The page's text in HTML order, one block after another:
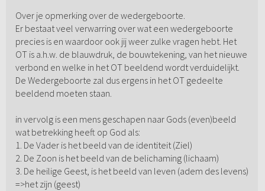
Over je opmerking over de wedergeboorte.
Er bestaat veel verwarring over wat een wedergeboorte
precies is en waardoor ook jij weer zulke vragen hebt. Het
OT is a.h.w. de blauwdruk, de bouwtekening, van het nieuwe
verbond en welke in het OT beeldend wordt verduidelijkt.
De Wedergeboorte zal dus ergens in het OT gedeelte
beeldend moeten staan.
in vervolg is een mens geschapen naar Gods (even)beeld
wat betrekking heeft op God als:
1. De Vader is het beeld van de identiteit (Ziel)
2. De Zoon is het beeld van de belichaming (lichaam)
3. De heilige Geest, is het beeld van leven (adem des levens)
=>het zijn (geest)